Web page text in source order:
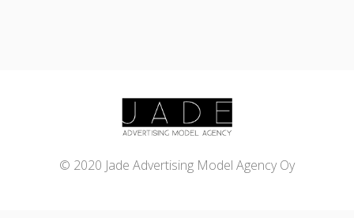
© 2020 Jade Advertising Model Agency Oy